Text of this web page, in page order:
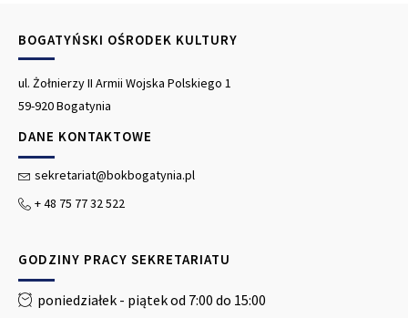
BOGATYŃSKI OŚRODEK KULTURY
ul. Żołnierzy II Armii Wojska Polskiego 1
59-920 Bogatynia
DANE KONTAKTOWE
sekretariat@bokbogatynia.pl
+ 48 75 77 32 522
GODZINY PRACY SEKRETARIATU
poniedziałek - piątek od 7:00 do 15:00